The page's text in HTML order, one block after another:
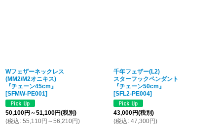
Wフェザーネックレス
(MM2/M2オニキス)
『チェーン45cm』
[SFMW-PE001]
50,100円 ～51,100円(税別)
(税込 : 55,110円 ～56,210円)
千年フェザー(L2)
スターフックペンダント
『チェーン50cm』
[SFL2-PE004]
43,000円(税別)
(税込 : 47,300円)